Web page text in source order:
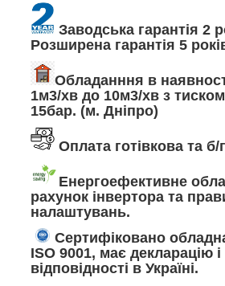
Заводська гарантія 2
Розширена гарантія 5
Обладанння в
1м3/хв до 10м3/хв з
15бар. (м. Дніпро)
Оплата готівкова та
Енергоефективне
рахунок інвертора та
налаштувань.
Сертифіковано
ISO 9001, має декларацію
відповідності в Україні.